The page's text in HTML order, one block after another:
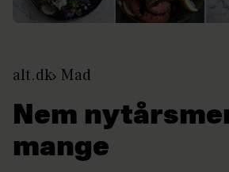
alt.dk Mad
Nem
mange